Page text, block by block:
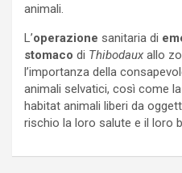
animali.
L’operazione sanitaria di
stomaco di Thibodaux allo
l’importanza della
animali selvatici, così come
habitat animali liberi da
rischio la loro salute e il loro